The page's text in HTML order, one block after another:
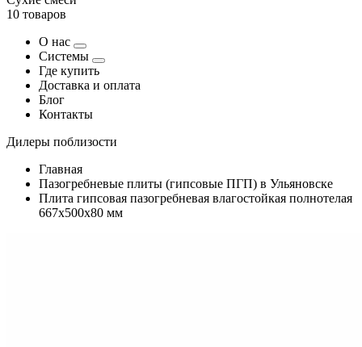
10 товаров
О нас
Системы
Где купить
Доставка и оплата
Блог
Контакты
Дилеры поблизости
Главная
Пазогребневые плиты (гипсовые ПГП) в Ульяновске
Плита гипсовая пазогребневая влагостойкая полнотелая
667х500х80 мм